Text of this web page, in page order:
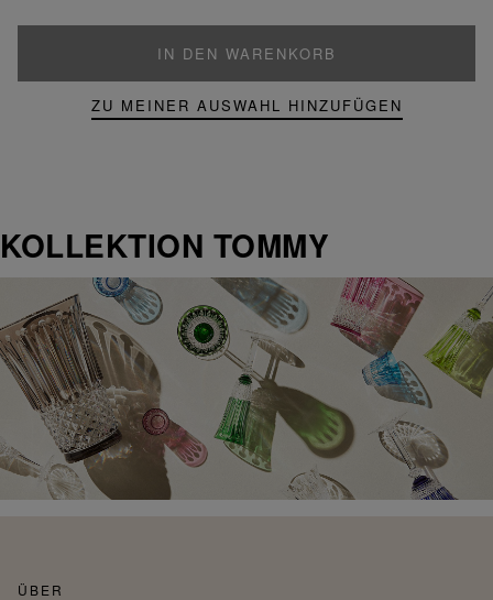
IN DEN WARENKORB
ZU MEINER AUSWAHL HINZUFÜGEN
KOLLEKTION TOMMY
ÜBER